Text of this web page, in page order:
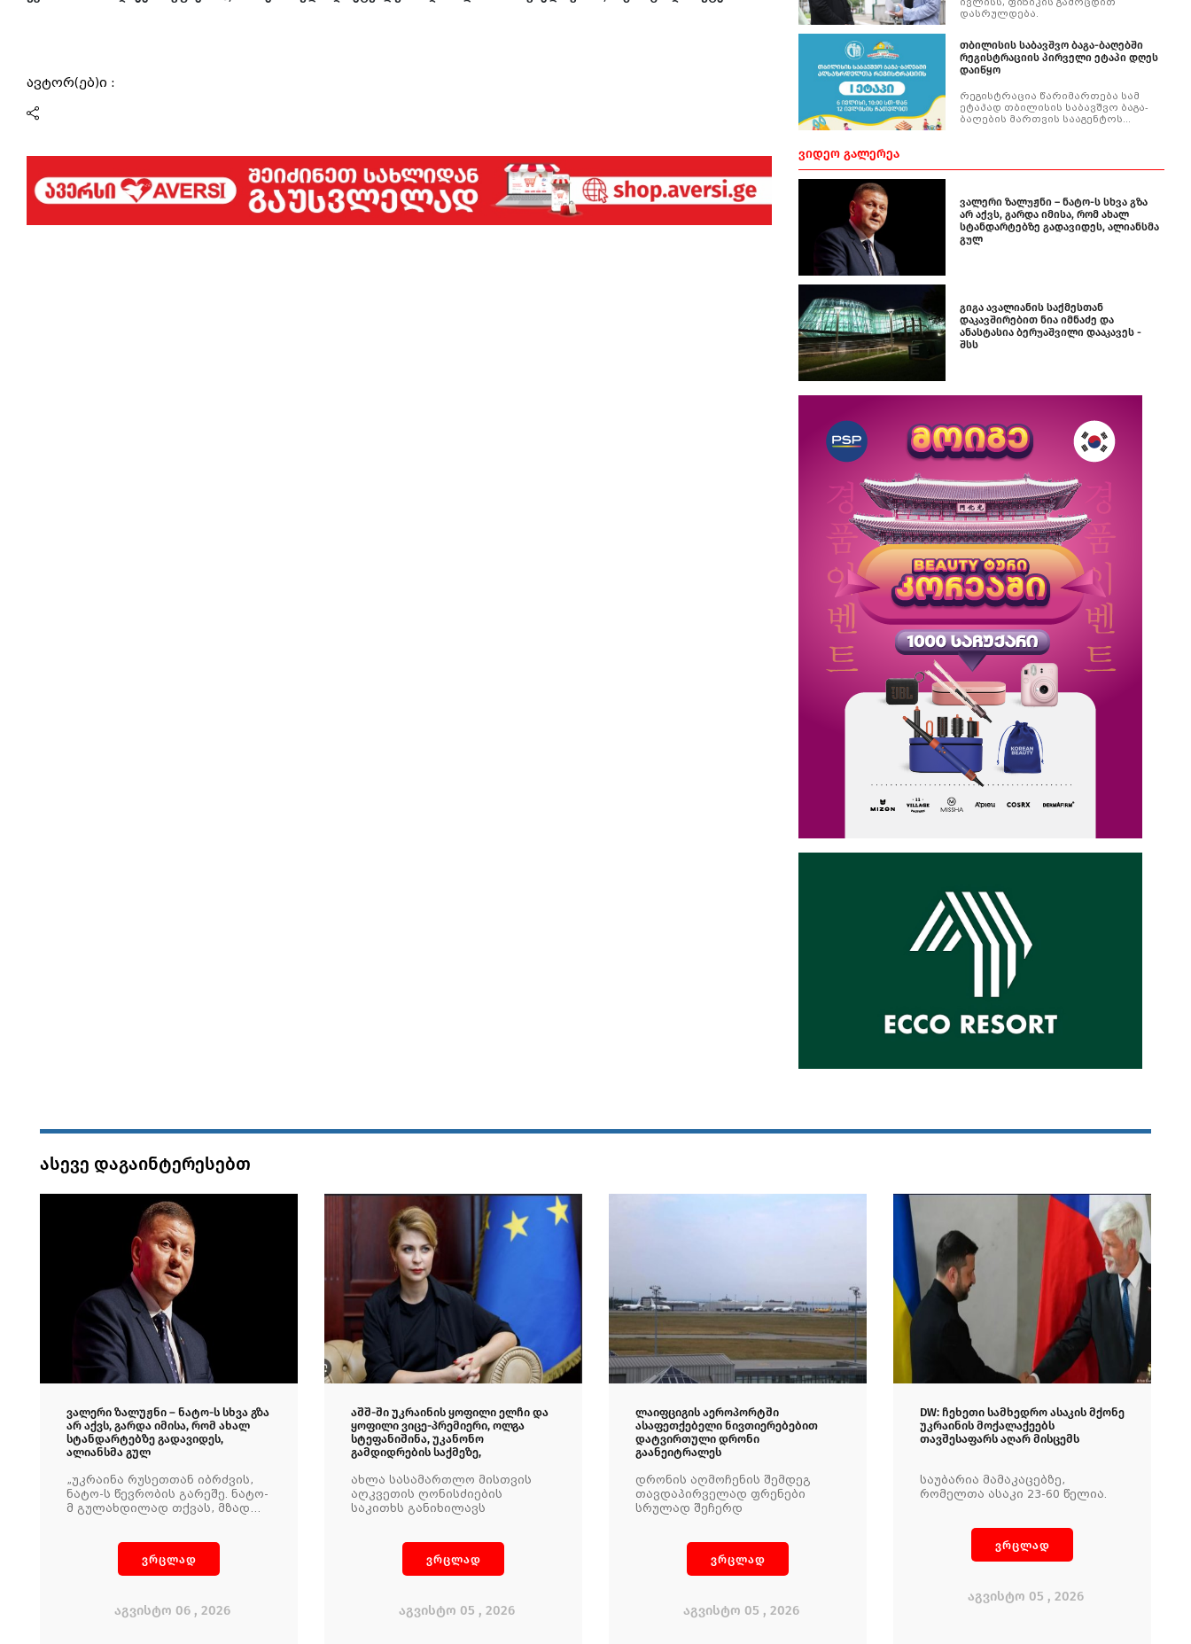
ავტორ(ებ)ი :
ივლისს, ფიზიკის გამოცდით
დასრულდება.
თბილისის საბავშვო ბაგა-ბაღებში
რეგისტრაციის პირველი ეტაპი დღეს
დაიწყო
რეგისტრაცია წარიმართება სამ
ეტაპად თბილისის საბავშვო ბაგა-
ბაღების მართვის სააგენტოს
ᲕᲘᲓᲔᲝ ᲒᲐᲚᲔᲠᲔᲐ
ვალერი ზალუჟნი – ნატო-ს სხვა გზა
არ აქვს, გარდა იმისა, რომ ახალ
სტანდარტებზე გადავიდეს, ალიანსმა
გულ
გიგა ავალიანის საქმესთან
დაკავშირებით ნია იმნაძე და
ანასტასია ბერუაშვილი დააკავეს -
შსს
ასევე დაგაინტერესებთ
ვალერი ზალუჟნი – ნატო-ს სხვა გზა
არ აქვს, გარდა იმისა, რომ ახალ
სტანდარტებზე გადავიდეს,
ალიანსმა გულ
„უკრაინა რუსეთთან იბრძვის,
ნატო-ს წევრობის გარეშე. ნატო-
მ გულახდილად თქვას, მზად
განაცხადა ვალერი ზალუჟნიმ.
ვრცლად
აგვისტო 06 , 2026
აშშ-ში უკრაინის ყოფილი ელჩი და
ყოფილი ვიცე-პრემიერი, ოლგა
სტეფანიშინა, უკანონო
გამდიდრების საქმეზე,
ახლა სასამართლო მისთვის
აღკვეთის ღონისძიების
საკითხს განიხილავს
ვრცლად
აგვისტო 05 , 2026
ლაიფციგის აეროპორტში
ასაფეთქებელი ნივთიერებებით
დატვირთული დრონი
გაანეიტრალეს
დრონის აღმოჩენის შემდეგ
თავდაპირველად ფრენები
სრულად შეჩერდ
ვრცლად
აგვისტო 05 , 2026
DW: ჩეხეთი სამხედრო ასაკის მქონე
უკრაინის მოქალაქეებს
თავშესაფარს აღარ მისცემს
საუბარია მამაკაცებზე,
რომელთა ასაკი 23-60 წელია.
ვრცლად
აგვისტო 05 , 2026